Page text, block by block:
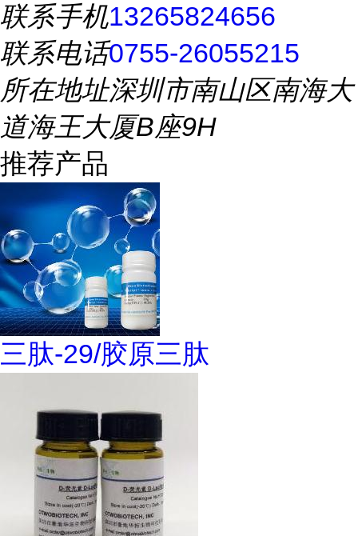
联系手机13265824656
联系电话0755-26055215
所在地址深圳市南山区南海大
道海王大厦B座9H
推荐产品
三肽-29/胶原三肽